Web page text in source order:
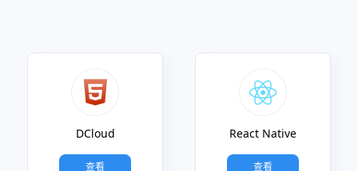
DCloud
查看
React Native
查看